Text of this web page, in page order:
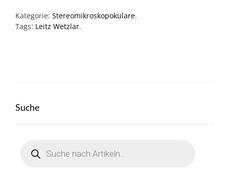
Kategorie: Stereomikroskopokulare.
Tags: Leitz Wetzlar.
Suche
search